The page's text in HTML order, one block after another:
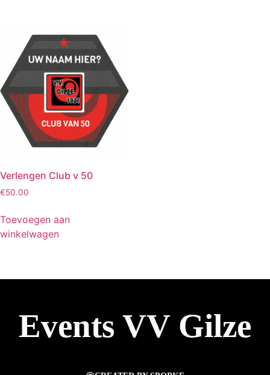
Verlengen Club v 50
€50.00
Toevoegen aan
winkelwagen
Events VV Gilze